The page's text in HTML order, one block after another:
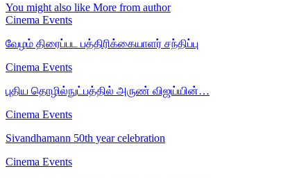
You might also like More from author
Cinema Events
வேழம் திரைப்பட பத்திரிக்கையாளர் சந்திப்பு
Cinema Events
புதிய தொழில்நுட்பத்தில் அருண் விஜய்யின்…
Cinema Events
Sivandhamann 50th year celebration
Cinema Events